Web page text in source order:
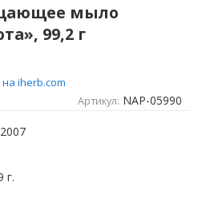
мыло
99,2 г
iherb.com
Артикул: NAP-05990
г.